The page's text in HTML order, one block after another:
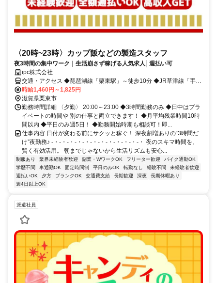
〈20時~23時〉カップ飯などの製造スタッフ
夜3時間の集中ワーク｜生活崩さず稼げる人気求人│週払い可
ipc株式会社
交通・アクセス ◆琵琶湖線「栗東駅」～徒歩10分 ◆JR草津線「手原
駅」～徒歩10分 ◆JR琵琶湖線「草津駅」～車10分
時給1,460円～1,825円
滋賀県栗東市
勤務時間詳細 〈夕勤〉 20:00～23:00 ◆3時間勤務のみ ◆日中はプラ
イベートの時間や 別の仕事と両立できます！ ◆月平均残業時間10時
間以内 ◆平日のみ週5日！ ◆勤務開始時期も相談可！即...
仕事内容 日付が変わる前にサクッと稼ぐ！ 深夜割増ありの“3時間だ
け”夜勤務♪ -・-・-・-・-・-・-・-・-・-・-・-・ 夜のスキマ時間を、
賢く有効活用。 朝までじゃないから生活リズムも安心...
制服あり 業界未経験者歓迎 副業・WワークOK フリーター歓迎
バイク通勤OK
学歴不問
車通勤OK 固定時間制 平日のみOK 転勤なし 経験不問
未経験者歓迎
週払いOK
夕方 ブランクOK 交通費支給 長期歓迎 深夜
長期休暇あり
週4日以上OK
派遣社員